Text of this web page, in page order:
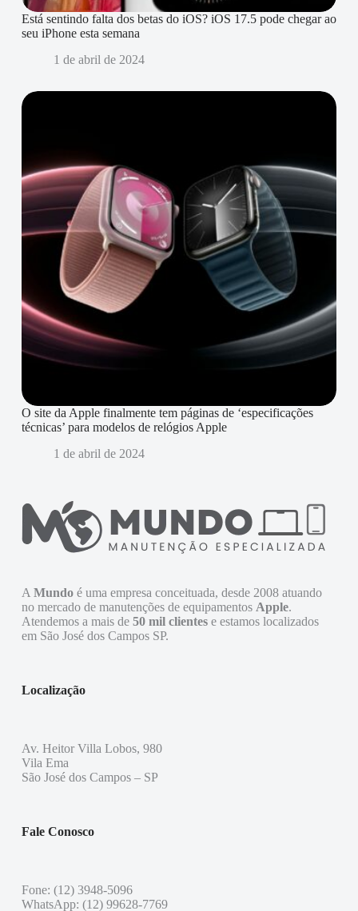
Está sentindo falta dos betas do iOS? iOS 17.5 pode chegar ao
seu iPhone esta semana
1 de abril de 2024
O site da Apple finalmente tem páginas de ‘especificações
técnicas’ para modelos de relógios Apple
1 de abril de 2024
A Mundoé uma empresa conceituada, desde 2008 atuando
no mercado de manutenções de equipamentos Apple.
Atendemos a mais de 50 mil clientese estamos localizados
em São José dos Campos SP.
Localização
Av. Heitor Villa Lobos, 980
Vila Ema
São José dos Campos – SP
Fale Conosco
Fone: (12) 3948-5096
WhatsApp: (12) 99628-7769